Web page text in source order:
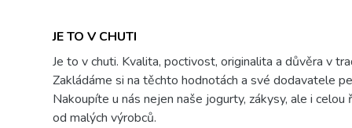
JE TO V CHUTI
Je to v chuti. Kvalita, poctivost, originalita a důvěra v
Zakládáme si na těchto hodnotách a své dodavatele
Nakoupíte u nás nejen naše jogurty, zákysy, ale i celou
od malých výrobců.